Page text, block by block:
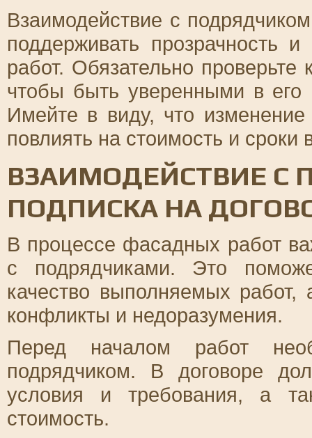
Взаимодействие с
поддерживать прозрачность
работ. Обязательно
чтобы быть уверенными в его
Имейте в виду, что
повлиять на стоимость и сроки
ВЗАИМОДЕЙСТВИЕ С
ПОДПИСКА НА
В процессе фасадных работ
с подрядчиками. Это
качество выполняемых работ,
конфликты и недоразумения.
Перед началом работ
подрядчиком. В договоре
условия и требования, а
стоимость.